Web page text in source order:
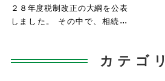
２８年度税制改正の大綱を公表
しました。 その中で、相続し
カテゴリ